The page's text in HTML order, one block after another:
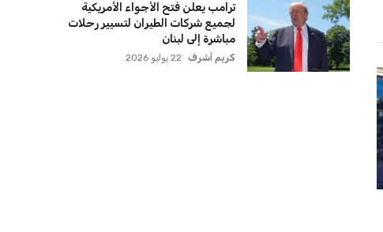
ترامب يعلن فتح الأجواء الأمريكية
لجميع شركات الطيران لتسيير رحلات
مباشرة إلى لبنان
كريم أشرف 22 يوليو 2026